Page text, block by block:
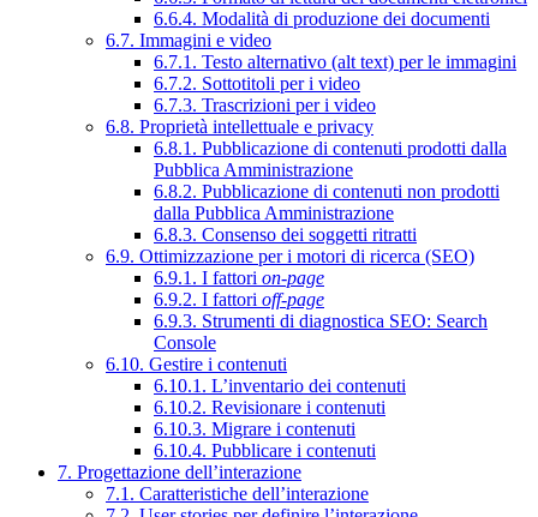
6.6.4. Modalità di produzione dei documenti
6.7. Immagini e video
6.7.1. Testo alternativo (alt text) per le immagini
6.7.2. Sottotitoli per i video
6.7.3. Trascrizioni per i video
6.8. Proprietà intellettuale e privacy
6.8.1. Pubblicazione di contenuti prodotti dalla
Pubblica Amministrazione
6.8.2. Pubblicazione di contenuti non prodotti
dalla Pubblica Amministrazione
6.8.3. Consenso dei soggetti ritratti
6.9. Ottimizzazione per i motori di ricerca (SEO)
6.9.1. I fattori on-page
6.9.2. I fattori off-page
6.9.3. Strumenti di diagnostica SEO: Search
Console
6.10. Gestire i contenuti
6.10.1. L’inventario dei contenuti
6.10.2. Revisionare i contenuti
6.10.3. Migrare i contenuti
6.10.4. Pubblicare i contenuti
7. Progettazione dell’interazione
7.1. Caratteristiche dell’interazione